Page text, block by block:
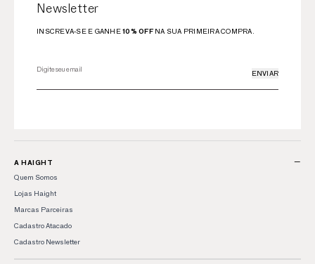
Newsletter
INSCREVA-SE E GANHE10% OFFNA SUA PRIMEIRA COMPRA.
ENVIAR
A HAIGHT −
Quem Somos
Lojas Haight
Marcas Parceiras
Cadastro Atacado
Cadastro Newsletter